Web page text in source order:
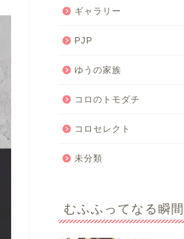
ギャラリー
PJP
ゆうの家族
コロのトモダチ
コロセレクト
未分類
むふふってなる瞬間